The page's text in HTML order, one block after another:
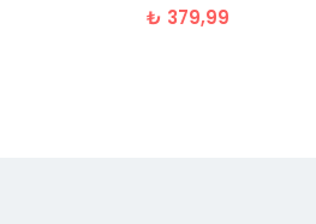
₺ 379,99